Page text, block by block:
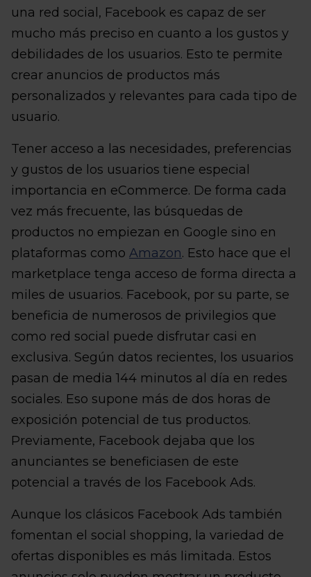
una red social, Facebook es capaz de ser
mucho más preciso en cuanto a los gustos y
debilidades de los usuarios. Esto te permite
crear anuncios de productos más
personalizados y relevantes para cada tipo de
usuario.
Tener acceso a las necesidades, preferencias
y gustos de los usuarios tiene especial
importancia en eCommerce. De forma cada
vez más frecuente, las búsquedas de
productos no empiezan en Google sino en
plataformas como Amazon. Esto hace que el
marketplace tenga acceso de forma directa a
miles de usuarios. Facebook, por su parte, se
beneficia de numerosos de privilegios que
como red social puede disfrutar casi en
exclusiva. Según datos recientes, los usuarios
pasan de media 144 minutos al día en redes
sociales. Eso supone más de dos horas de
exposición potencial de tus productos.
Previamente, Facebook dejaba que los
anunciantes se beneficiasen de este
potencial a través de los Facebook Ads.
Aunque los clásicos Facebook Ads también
fomentan el social shopping, la variedad de
ofertas disponibles es más limitada. Estos